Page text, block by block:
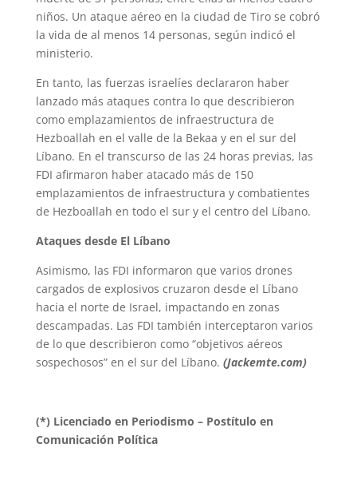
niños. Un ataque aéreo en la ciudad de Tiro se cobró
la vida de al menos 14 personas, según indicó el
ministerio.
En tanto, las fuerzas israelíes declararon haber
lanzado más ataques contra lo que describieron
como emplazamientos de infraestructura de
Hezboallah en el valle de la Bekaa y en el sur del
Líbano. En el transcurso de las 24 horas previas, las
FDI afirmaron haber atacado más de 150
emplazamientos de infraestructura y combatientes
de Hezboallah en todo el sur y el centro del Líbano.
Ataques desde El Líbano
Asimismo, las FDI informaron que varios drones
cargados de explosivos cruzaron desde el Líbano
hacia el norte de Israel, impactando en zonas
descampadas. Las FDI también interceptaron varios
de lo que describieron como “objetivos aéreos
sospechosos” en el sur del Líbano. (Jackemte.com)
(*) Licenciado en Periodismo – Postítulo en
Comunicación Política